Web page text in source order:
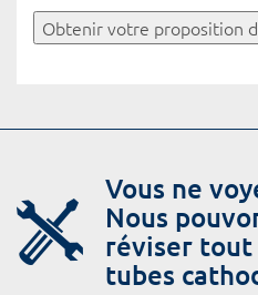
Obtenir votre proposition
Vous ne
Nous
réviser tout
tubes